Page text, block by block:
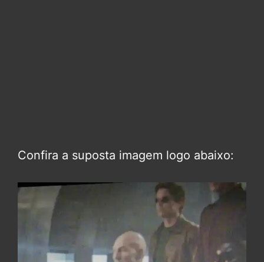
Confira a suposta imagem logo abaixo: